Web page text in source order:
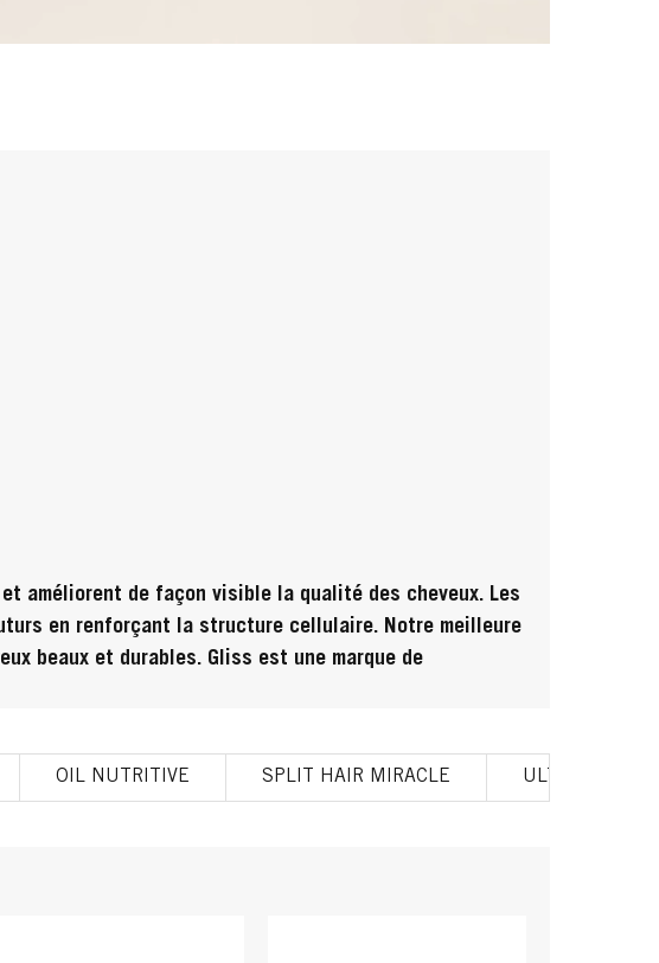
améliorent de façon visible la qualité des cheveux. Les
en renforçant la structure cellulaire. Notre meilleure
beaux et durables. Gliss est une marque de
OIL NUTRITIVE SPLIT HAIR MIRACLE ULTIMATE